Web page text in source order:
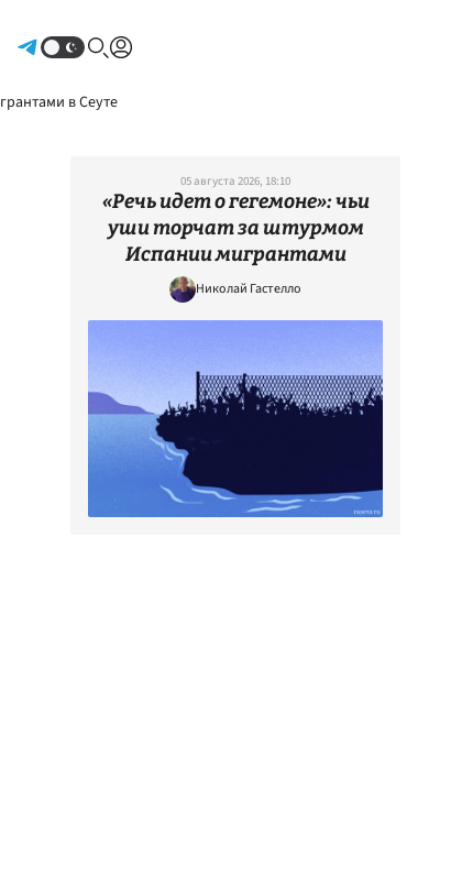
в Сеуте
05 августа 2026, 18:10
«Речь идет о гегемоне»: чьи
уши торчат за штурмом
Испании мигрантами
Николай Гастелло